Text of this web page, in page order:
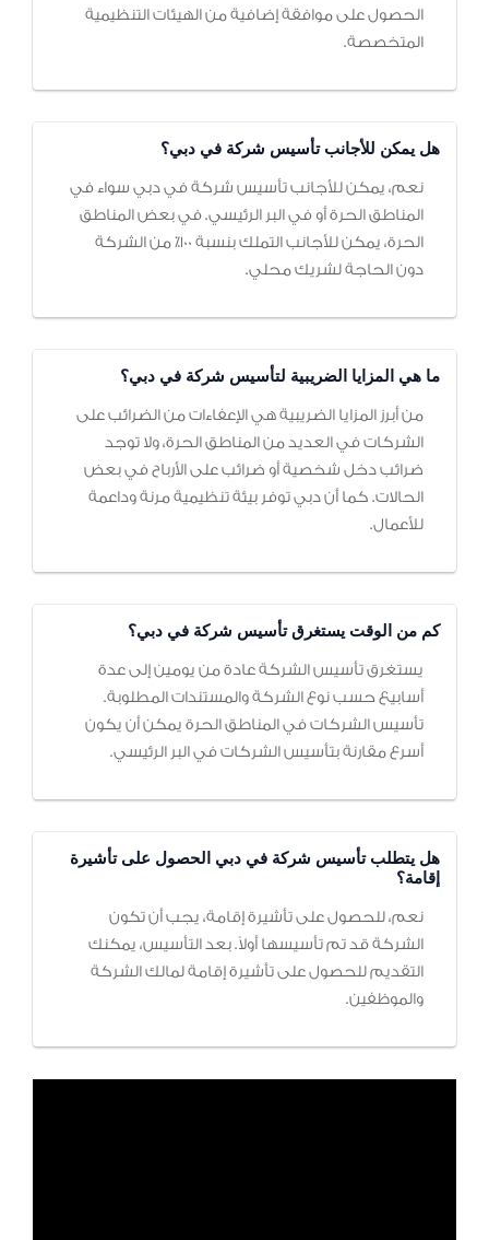
الحصول على موافقة إضافية من الهيئات التنظيمية
المتخصصة.
هل يمكن للأجانب تأسيس شركة في دبي؟
نعم، يمكن للأجانب تأسيس شركة في دبي سواء في
المناطق الحرة أو في البر الرئيسي. في بعض المناطق
الحرة، يمكن للأجانب التملك بنسبة 100٪ من الشركة
دون الحاجة لشريك محلي.
ما هي المزايا الضريبية لتأسيس شركة في دبي؟
من أبرز المزايا الضريبية هي الإعفاءات من الضرائب على
الشركات في العديد من المناطق الحرة، ولا توجد
ضرائب دخل شخصية أو ضرائب على الأرباح في بعض
الحالات. كما أن دبي توفر بيئة تنظيمية مرنة وداعمة
للأعمال.
كم من الوقت يستغرق تأسيس شركة في دبي؟
يستغرق تأسيس الشركة عادة من يومين إلى عدة
أسابيع حسب نوع الشركة والمستندات المطلوبة.
تأسيس الشركات في المناطق الحرة يمكن أن يكون
أسرع مقارنة بتأسيس الشركات في البر الرئيسي.
هل يتطلب تأسيس شركة في دبي الحصول على تأشيرة
إقامة؟
نعم، للحصول على تأشيرة إقامة، يجب أن تكون
الشركة قد تم تأسيسها أولاً. بعد التأسيس، يمكنك
التقديم للحصول على تأشيرة إقامة لمالك الشركة
والموظفين.